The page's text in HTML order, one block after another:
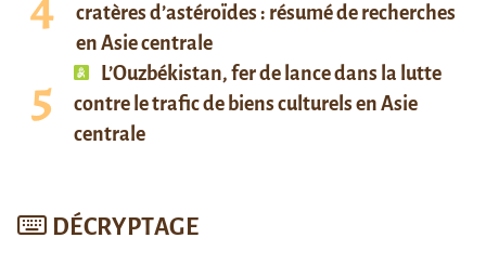
cratères d’astéroïdes : résumé de recherches
en Asie centrale
L’Ouzbékistan, fer de lance dans la lutte
contre le trafic de biens culturels en Asie
centrale
DÉCRYPTAGE